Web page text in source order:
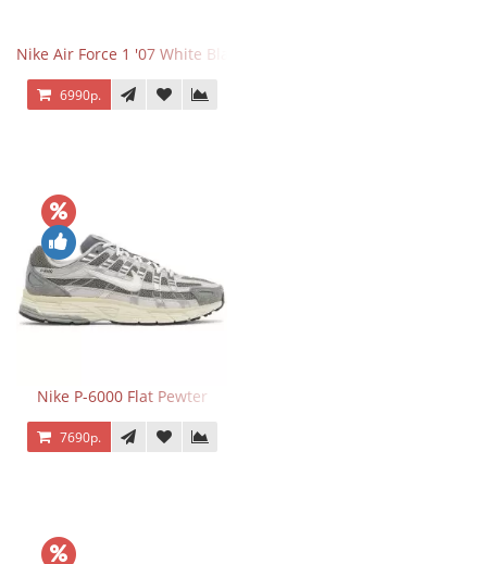
Nike Air Force 1 '07 White Black
6990р.
Nike P-6000 Flat Pewter
7690р.